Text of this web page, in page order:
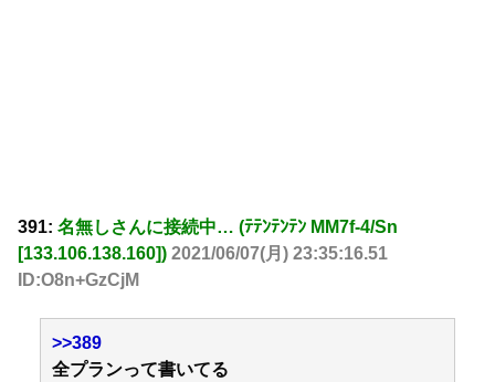
391: 名無しさんに接続中… (ﾃﾃﾝﾃﾝﾃﾝ MM7f-4/Sn
[133.106.138.160]) 2021/06/07(月) 23:35:16.51
ID:O8n+GzCjM
>>389
全プランって書いてる